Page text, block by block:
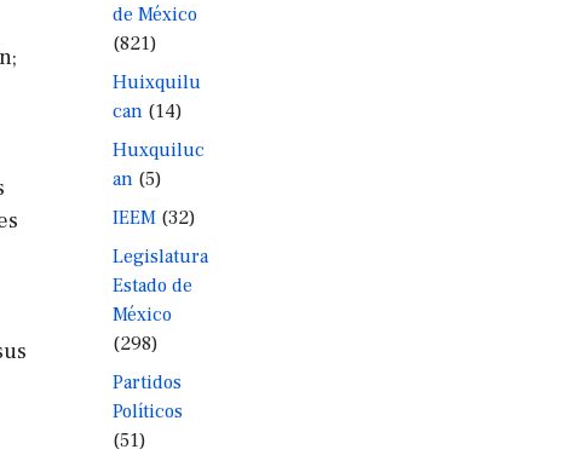
de México
(821)
Huixquilu
can (14)
Huxquiluc
an (5)
IEEM (32)
Legislatura
Estado de
México
(298)
Partidos
Políticos
(51)